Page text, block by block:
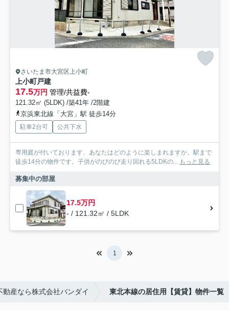
さいたま市大宮区上小町
上小町戸建
17.5万円 管理/共益費-
121.32㎡ (5LDK) /築41年 /2階建
京浜東北線「大宮」駅 徒歩14分
駐車2台可 公共下水
専用庭が付いております、あなたはどのように楽しまれますか。駅まで
徒歩14分の物件です。子供がのびのび走り回れる5LDKの... もっと見る
募集中の部屋
17.5万円
- / 121.32㎡ / 5LDK
1
動産なら株式会社バンダイ 東北本線の居住用【賃貸】物件一覧